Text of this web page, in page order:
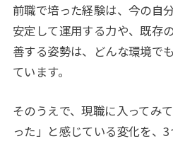
前職で培った経験は、今の自
安定して運用する力や、既存
善する姿勢は、どんな環境で
ています。
そのうえで、現職に入ってみ
った」と感じている変化を、3